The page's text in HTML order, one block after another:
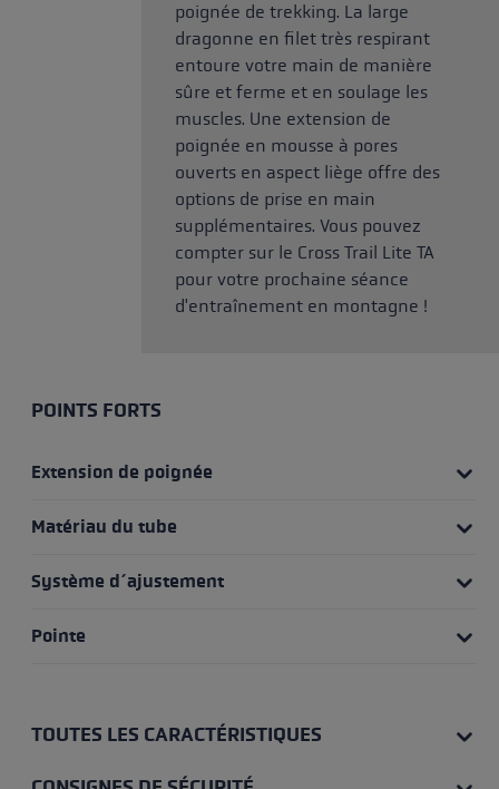
poignée de trekking. La large
dragonne en filet très respirant
entoure votre main de manière
sûre et ferme et en soulage les
muscles. Une extension de
poignée en mousse à pores
ouverts en aspect liège offre des
options de prise en main
supplémentaires. Vous pouvez
compter sur le Cross Trail Lite TA
pour votre prochaine séance
d'entraînement en montagne !
POINTS FORTS
Extension de poignée
Matériau du tube
Système d´ajustement
Pointe
TOUTES LES CARACTÉRISTIQUES